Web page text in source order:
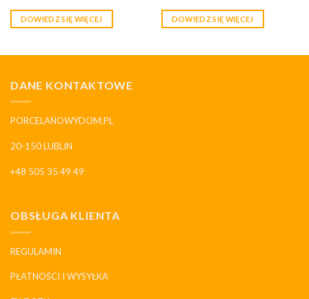
DOWIEDZ SIĘ WIĘCEJ DOWIEDZ SIĘ WIĘCEJ
DANE KONTAKTOWE
PORCELANOWYDOM.PL
20-150 LUBLIN
+48 505 35 49 49
OBSŁUGA KLIENTA
REGULAMIN
PŁATNOŚCI I WYSYŁKA